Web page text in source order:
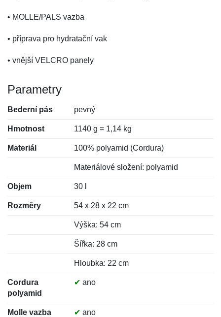
• MOLLE/PALS vazba
• příprava pro hydratační vak
• vnější VELCRO panely
Parametry
Bederní pás pevný
Hmotnost 1140 g = 1,14 kg
Materiál 100% polyamid (Cordura)
Materiálové složení: polyamid
Objem 30 l
Rozměry 54 x 28 x 22 cm
Výška: 54 cm
Šířka: 28 cm
Hloubka: 22 cm
Cordura
polyamid
✔ ano
Molle vazba ✔ ano